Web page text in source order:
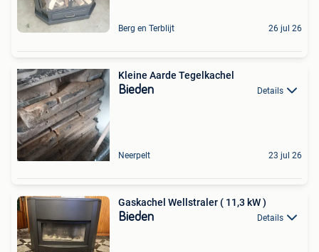
Berg en Terblijt 26 jul 26
Kleine Aarde Tegelkachel
Bieden Details
Neerpelt 23 jul 26
Gaskachel Wellstraler ( 11,3 kW )
Bieden Details